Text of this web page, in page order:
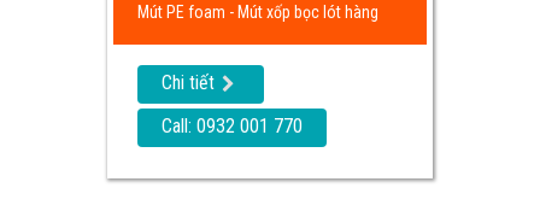
Mút PE foam - Mút xốp bọc lót hàng
Chi tiết
Call: 0932 001 770